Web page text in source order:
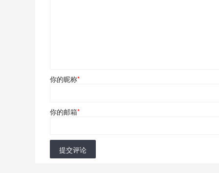
你的昵称*
你的邮箱*
提交评论